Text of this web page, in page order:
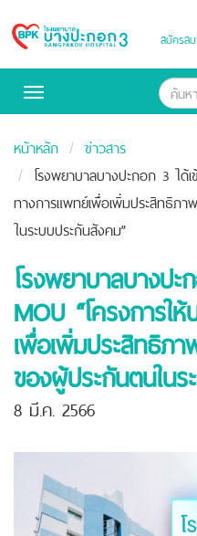
Bangpakok
สมัครส
Toggle
หน้าหลัก
ข่าวสาร
โรงพยาบาลบางปะกอก 3 ได้
ทางการแพทย์เพื่อเพิ่มประสิทธิภ
ในระบบประกันสังคม”
โรงพยาบาลบางป
MOU “โครงการใ
เพื่อเพิ่มประสิทธิภา
ของผู้ประกันตนใน
8 มี.ค. 2566